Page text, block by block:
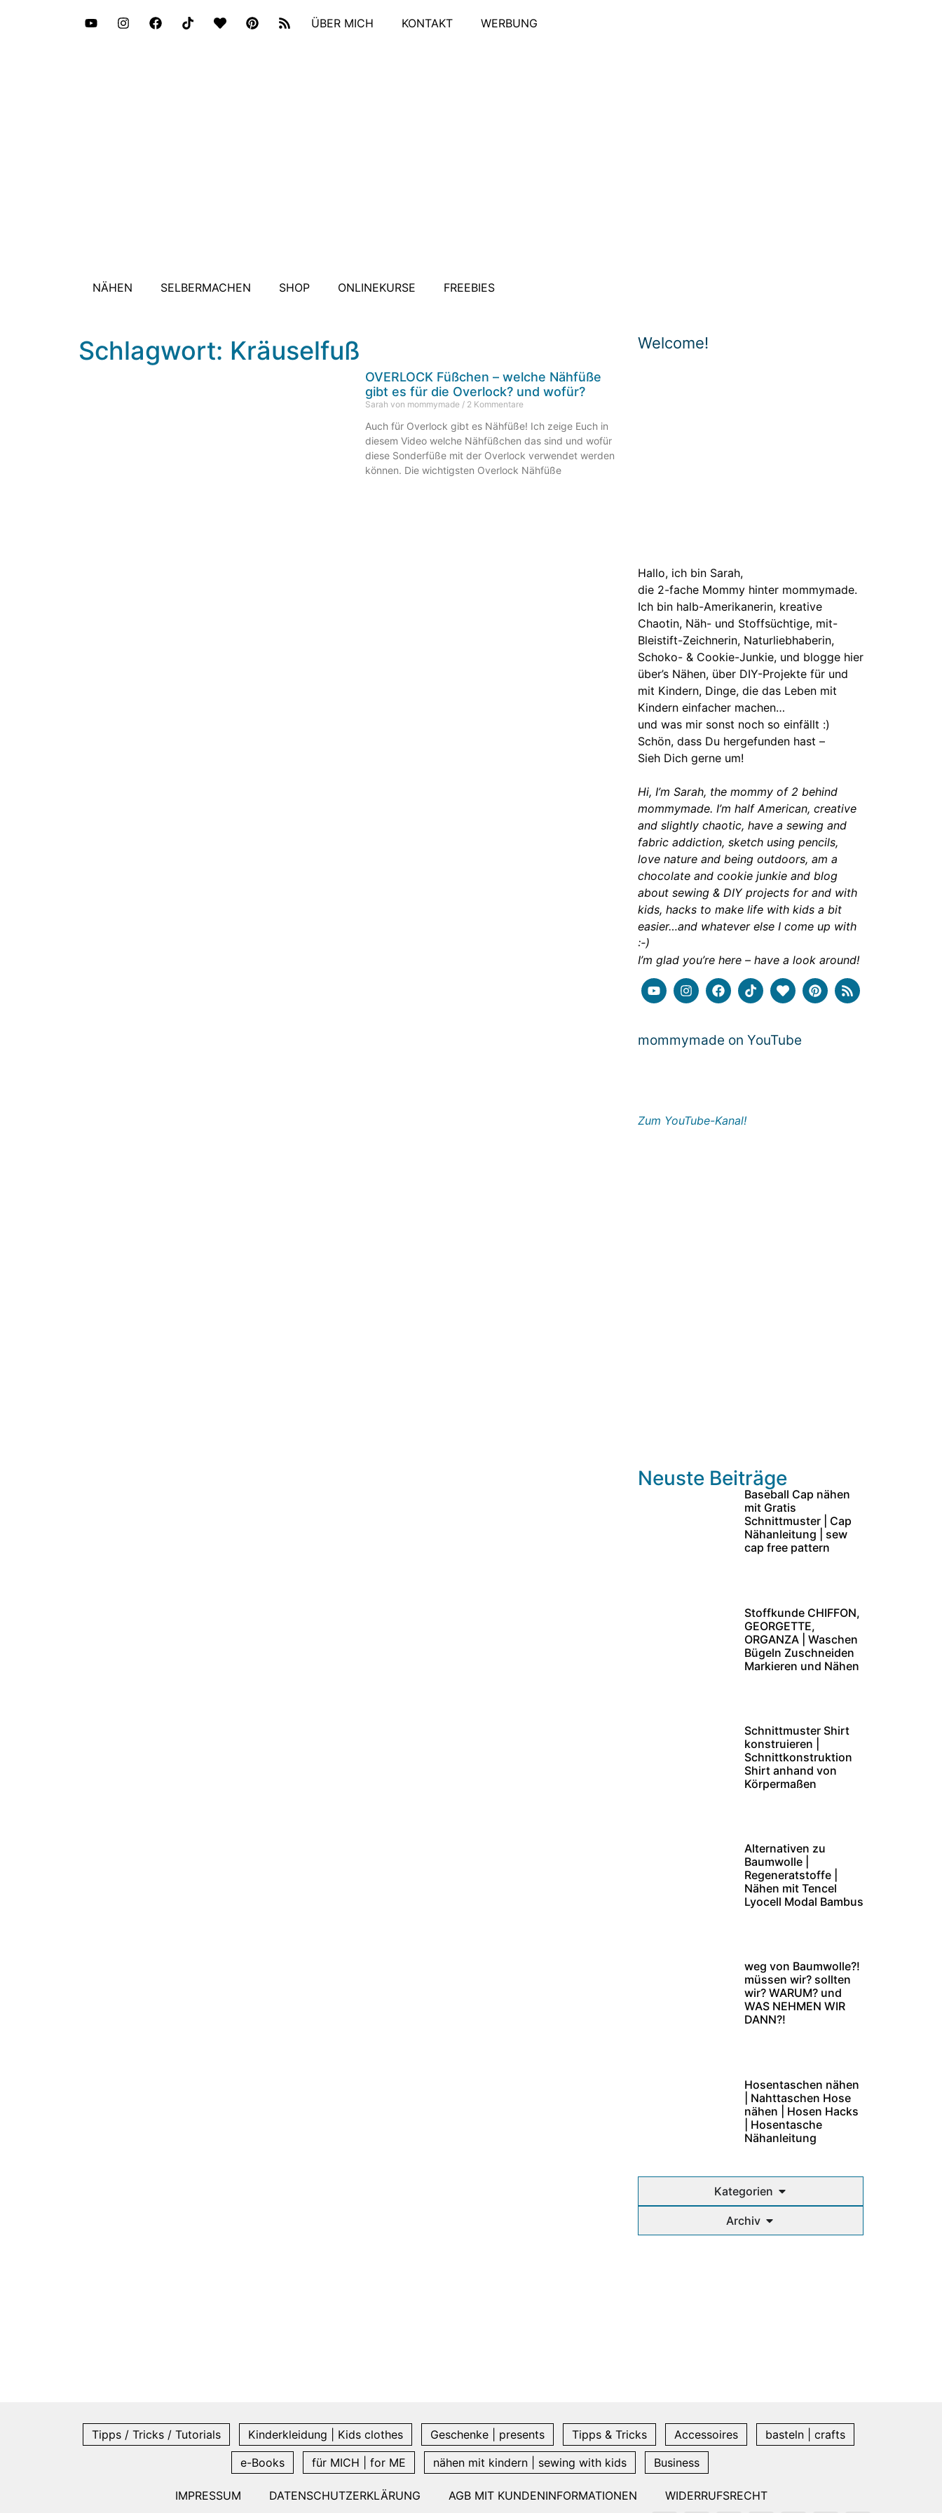
ÜBER MICH KONTAKT WERBUNG
NÄHEN SELBERMACHEN SHOP ONLINEKURSE FREEBIES
Welcome!
Hallo, ich bin Sarah,
die 2-fache Mommy hinter mommymade.
Ich bin halb-Amerikanerin, kreative
Chaotin, Näh- und Stoffsüchtige, mit-
Bleistift-Zeichnerin, Naturliebhaberin,
Schoko- & Cookie-Junkie, und blogge hier
über’s Nähen, über DIY-Projekte für und
mit Kindern, Dinge, die das Leben mit
Kindern einfacher machen…
und was mir sonst noch so einfällt :)
Schön, dass Du hergefunden hast –
Sieh Dich gerne um!
Hi, I’m Sarah, the mommy of 2 behind
mommymade. I’m half American, creative
and slightly chaotic, have a sewing and
fabric addiction, sketch using pencils,
love nature and being outdoors, am a
chocolate and cookie junkie and blog
about sewing & DIY projects for and with
kids, hacks to make life with kids a bit
easier…and whatever else I come up with
:-)
I’m glad you’re here – have a look around!
mommymade on YouTube
Zum YouTube-Kanal!
Neuste Beiträge
Baseball Cap nähen
mit Gratis
Schnittmuster | Cap
Nähanleitung | sew
cap free pattern
Stoffkunde CHIFFON,
GEORGETTE,
ORGANZA | Waschen
Bügeln Zuschneiden
Markieren und Nähen
Schnittmuster Shirt
konstruieren |
Schnittkonstruktion
Shirt anhand von
Körpermaßen
Alternativen zu
Baumwolle |
Regeneratstoffe |
Nähen mit Tencel
Lyocell Modal Bambus
weg von Baumwolle?!
müssen wir? sollten
wir? WARUM? und
WAS NEHMEN WIR
DANN?!
Hosentaschen nähen
| Nahttaschen Hose
nähen | Hosen Hacks
| Hosentasche
Nähanleitung
Kategorien
Archiv
Schlagwort: Kräuselfuß
OVERLOCK Füßchen – welche Nähfüße
gibt es für die Overlock? und wofür?
Sarah von mommymade 2 Kommentare
Auch für Overlock gibt es Nähfüße! Ich zeige Euch in
diesem Video welche Nähfüßchen das sind und wofür
diese Sonderfüße mit der Overlock verwendet werden
können. Die wichtigsten Overlock Nähfüße
Tipps / Tricks / Tutorials Kinderkleidung | Kids clothes Geschenke | presents Tipps & Tricks Accessoires
basteln | crafts
e-Books
für MICH | for ME nähen mit kindern | sewing with kids Business
IMPRESSUM DATENSCHUTZERKLÄRUNG AGB MIT KUNDENINFORMATIONEN WIDERRUFSRECHT